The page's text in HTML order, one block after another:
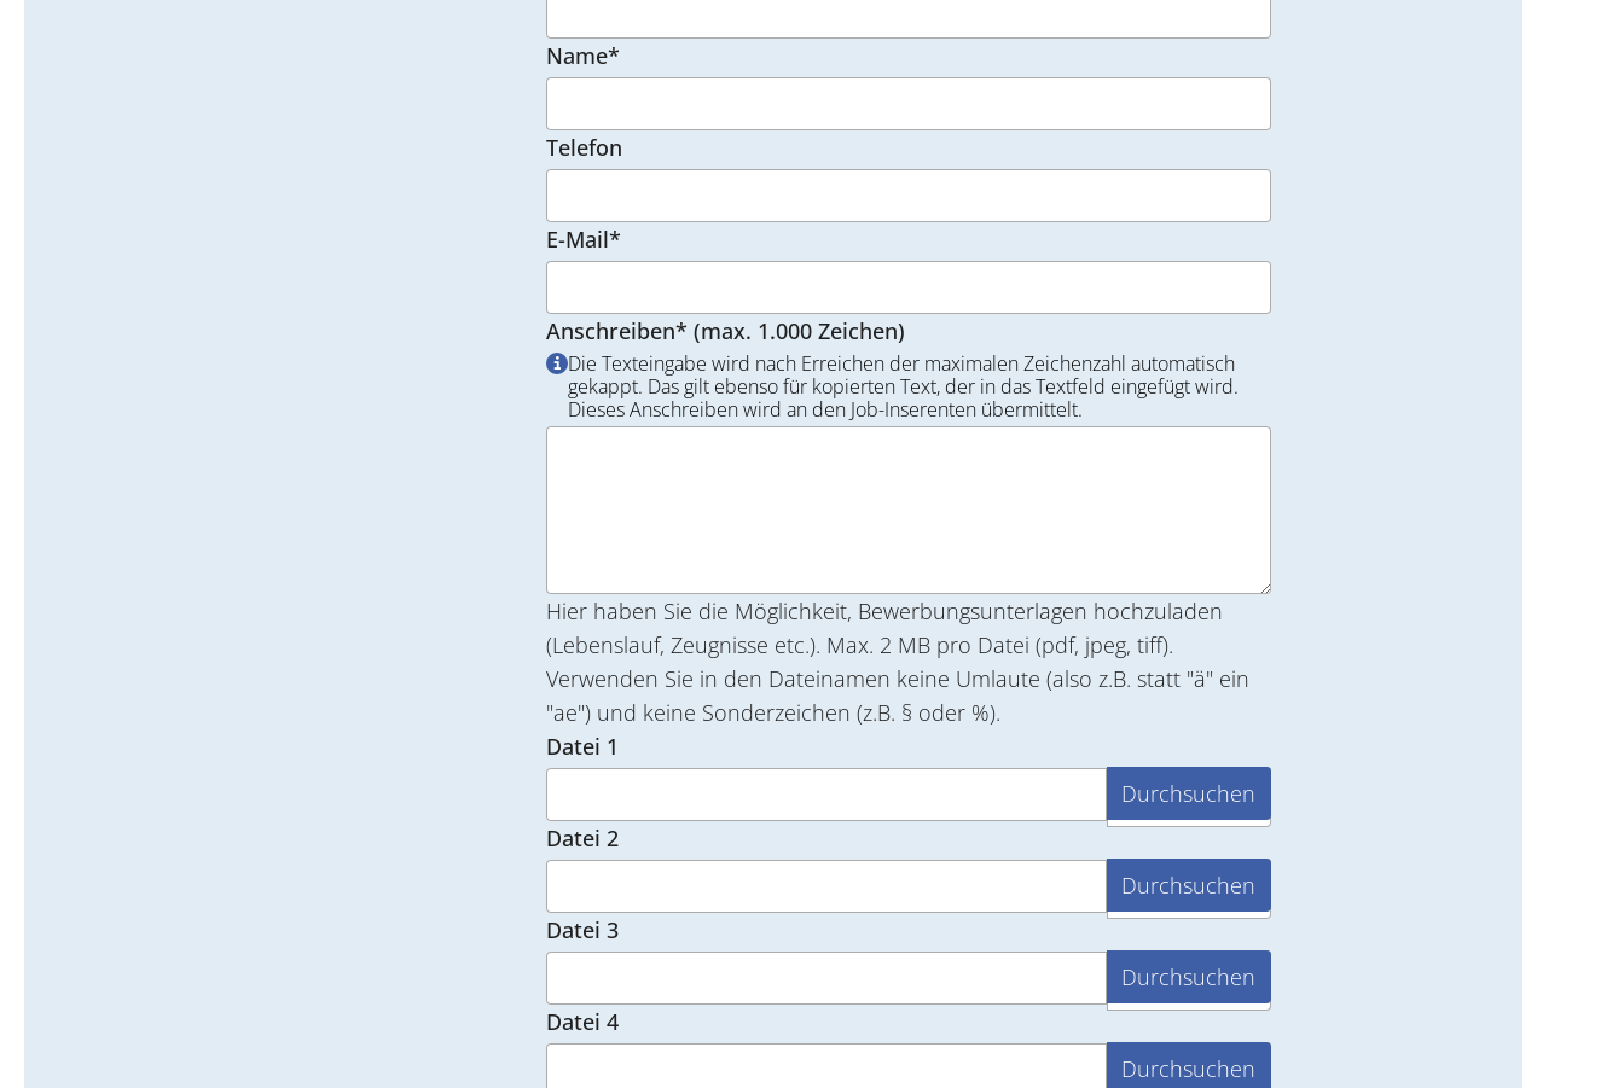
Name*
Telefon
E-Mail*
Die Texteingabe wird nach Erreichen der maximalen Zeichenzahl automatisch
gekappt. Das gilt ebenso für kopierten Text, der in das Textfeld eingefügt wird.
Dieses Anschreiben wird an den Job-Inserenten übermittelt.
Anschreiben* (max. 1.000 Zeichen)
Hier haben Sie die Möglichkeit, Bewerbungsunterlagen hochzuladen
(Lebenslauf, Zeugnisse etc.). Max. 2 MB pro Datei (pdf, jpeg, tiff).
Verwenden Sie in den Dateinamen keine Umlaute (also z.B. statt "ä" ein
"ae") und keine Sonderzeichen (z.B. § oder %).
Datei 1
Datei 2
Datei 3
Datei 4